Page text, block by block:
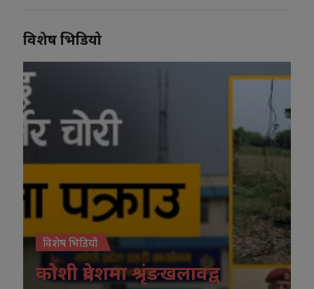
विशेष भिडियो
विशेष भिडियो
कोशी प्रदेशमा श्रृंङखलावद्व